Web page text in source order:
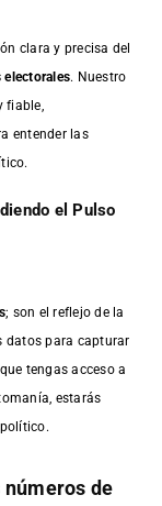
clara y precisa del
electorales. Nuestro
fiable,
entender las
el Pulso
; son el reflejo de la
datos para capturar
tengas acceso a
estarás
de